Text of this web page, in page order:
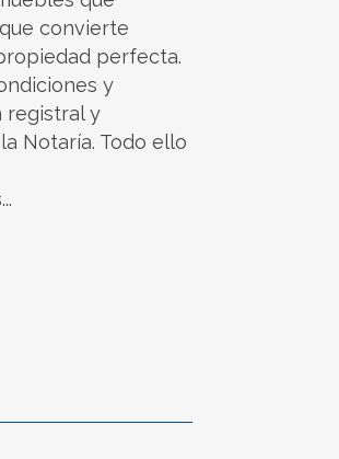
convierte
perfecta.
y
registral y
Notaría. Todo ello